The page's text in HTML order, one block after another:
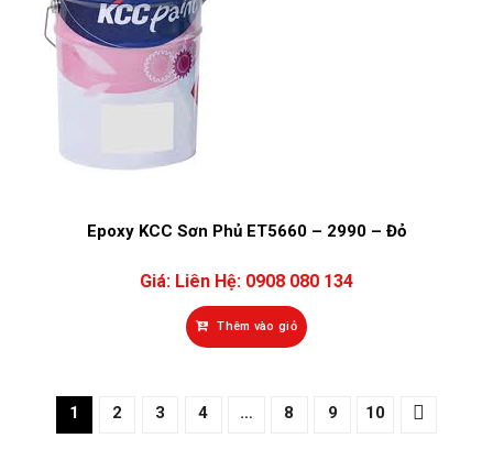
Epoxy KCC Sơn Phủ ET5660 – 2990 – Đỏ
Giá: Liên Hệ: 0908 080 134
Thêm vào giỏ
1 2 3 4 … 8 9 10